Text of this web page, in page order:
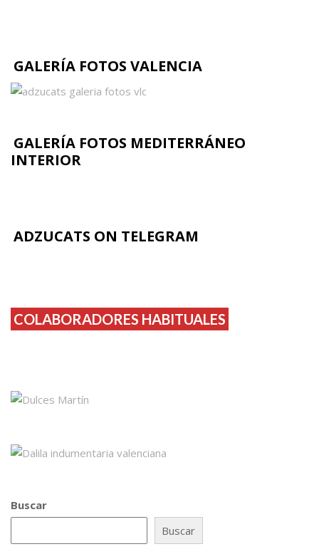
GALERÍA FOTOS VALENCIA
GALERÍA FOTOS MEDITERRÁNEO
INTERIOR
ADZUCATS ON TELEGRAM
COLABORADORES HABITUALES
Buscar
Buscar